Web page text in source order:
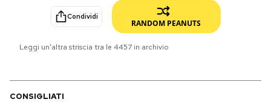
NEWSLETTER
I MIEI PREFERITI
Condividi
RANDOM PEANUTS
Leggi un'altra striscia tra le 4457 in archivio
CONSIGLIATI